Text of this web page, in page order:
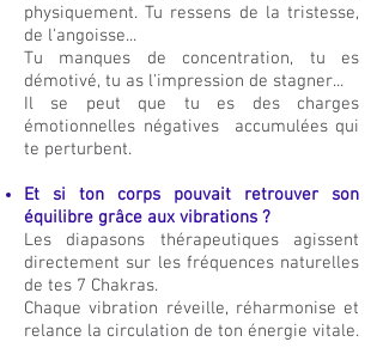
physiquement. Tu ressens de la tristesse,
de l'angoisse...
Tu manques de concentration, tu es
démotivé, tu as l'impression de stagner...
Il se peut que tu es des charges
émotionnelles négatives accumulées qui
te perturbent.
Et si ton corps pouvait retrouver son
équilibre grâce aux vibrations ?
Les diapasons thérapeutiques agissent
directement sur les fréquences naturelles
de tes 7 Chakras.
Chaque vibration réveille, réharmonise et
relance la circulation de ton énergie vitale.